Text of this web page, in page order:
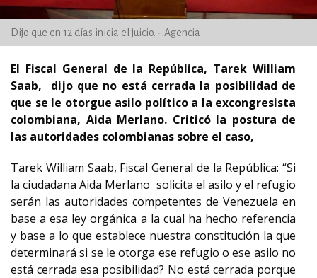
Dijo que en 12 días inicia el juicio. -.Agencia
El Fiscal General de la República, Tarek William
Saab, dijo que no está cerrada la posibilidad de
que se le otorgue asilo político a la excongresista
colombiana, Aida Merlano. Criticó la postura de
las autoridades colombianas sobre el caso,
Tarek William Saab, Fiscal General de la República: “Si
la ciudadana Aida Merlano solicita el asilo y el refugio
serán las autoridades competentes de Venezuela en
base a esa ley orgánica a la cual ha hecho referencia
y base a lo que establece nuestra constitución la que
determinará si se le otorga ese refugio o ese asilo no
está cerrada esa posibilidad? No está cerrada porque